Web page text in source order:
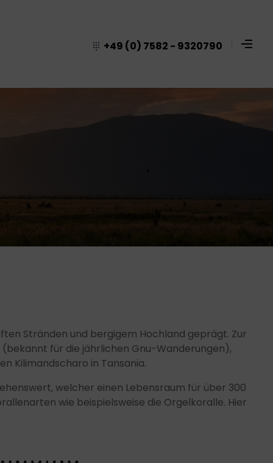
+49 (0) 7582 - 9320790
Stränden und bergigem Hochland geprägt. Zur
(bekannt für die jährlichen Gnu-Wanderungen),
Kilimandscharo in Tansania.
welcher einen Lebensraum für über 300
wie beispielsweise die Orgelkoralle. Hier